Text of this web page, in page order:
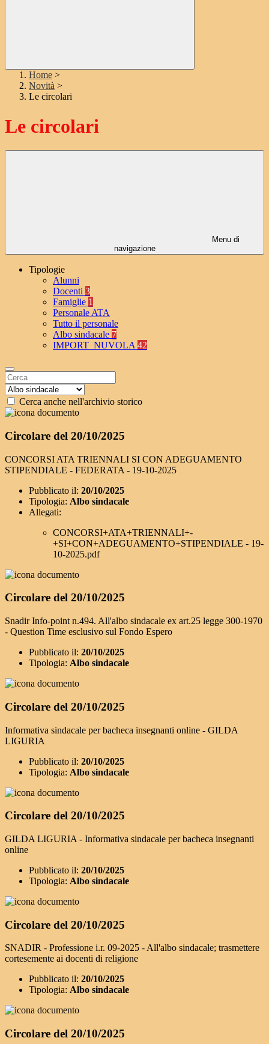
Home >
Novità >
Le circolari
Le circolari
Menu di
navigazione
Tipologie
Alunni
Docenti 3
Famiglie 1
Personale ATA
Tutto il personale
Albo sindacale 7
IMPORT_NUVOLA 42
Cerca anche nell'archivio storico
Circolare del 20/10/2025
CONCORSI ATA TRIENNALI SI CON ADEGUAMENTO
STIPENDIALE - FEDERATA - 19-10-2025
Pubblicato il: 20/10/2025
Tipologia: Albo sindacale
Allegati:
CONCORSI+ATA+TRIENNALI+-
+SI+CON+ADEGUAMENTO+STIPENDIALE - 19-
10-2025.pdf
Circolare del 20/10/2025
Snadir Info-point n.494. All'albo sindacale ex art.25 legge 300-1970
- Question Time esclusivo sul Fondo Espero
Pubblicato il: 20/10/2025
Tipologia: Albo sindacale
Circolare del 20/10/2025
Informativa sindacale per bacheca insegnanti online - GILDA
LIGURIA
Pubblicato il: 20/10/2025
Tipologia: Albo sindacale
Circolare del 20/10/2025
GILDA LIGURIA - Informativa sindacale per bacheca insegnanti
online
Pubblicato il: 20/10/2025
Tipologia: Albo sindacale
Circolare del 20/10/2025
SNADIR - Professione i.r. 09-2025 - All'albo sindacale; trasmettere
cortesemente ai docenti di religione
Pubblicato il: 20/10/2025
Tipologia: Albo sindacale
Circolare del 20/10/2025